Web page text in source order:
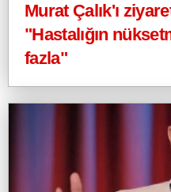
Murat Çalık'ı
"Hastalığın
fazla"